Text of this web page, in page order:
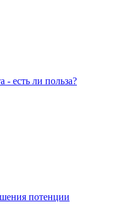
- есть ли польза?
потенции